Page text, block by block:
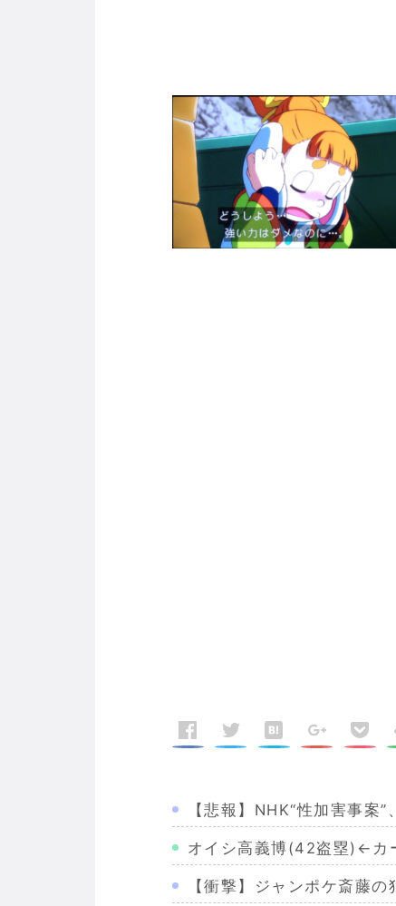
【悲報】NHK“性加害事案
オイシ高義博(42盗塁)←カ
【衝撃】ジャンポケ斎藤